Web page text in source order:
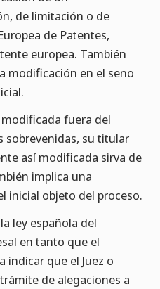
de limitación o de
de Patentes,
europea. También
modificación en el seno
fuera del
sobrevenidas, su titular
así modificada sirva de
implica una
inicial objeto del proceso.
ley española del
en tanto que el
indicar que el Juez o
de alegaciones a